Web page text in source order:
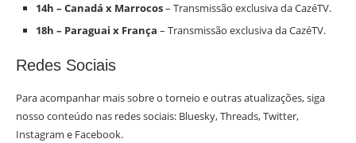
14h – Canadá x Marrocos– Transmissão exclusiva da CazéTV.
18h – Paraguai x França – Transmissão exclusiva da CazéTV.
Redes Sociais
Para acompanhar mais sobre o torneio e outras atualizações, siga
nosso conteúdo nas redes sociais: Bluesky, Threads, Twitter,
Instagram e Facebook.